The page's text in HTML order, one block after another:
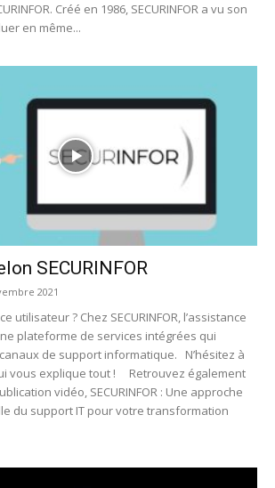
Créé en 1986, SECURINFOR a vu son
en même...
SECURINFOR
2021
utilisateur ? Chez SECURINFOR, l’assistance
plateforme de services intégrées qui
de support informatique. N’hésitez à
vous explique tout ! Retrouvez également
vidéo, SECURINFOR : Une approche
du support IT pour votre transformation